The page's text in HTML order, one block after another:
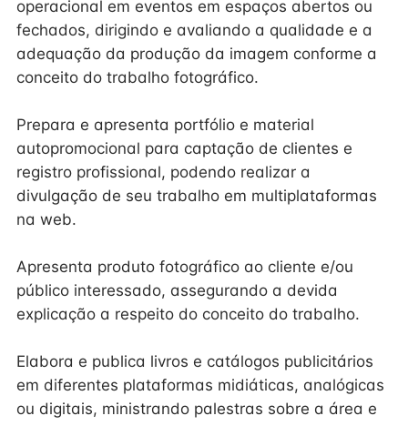
operacional em eventos em espaços abertos ou
fechados, dirigindo e avaliando a qualidade e a
adequação da produção da imagem conforme a
conceito do trabalho fotográfico.
Prepara e apresenta portfólio e material
autopromocional para captação de clientes e
registro profissional, podendo realizar a
divulgação de seu trabalho em multiplataformas
na web.
Apresenta produto fotográfico ao cliente e/ou
público interessado, assegurando a devida
explicação a respeito do conceito do trabalho.
Elabora e publica livros e catálogos publicitários
em diferentes plataformas midiáticas, analógicas
ou digitais, ministrando palestras sobre a área e